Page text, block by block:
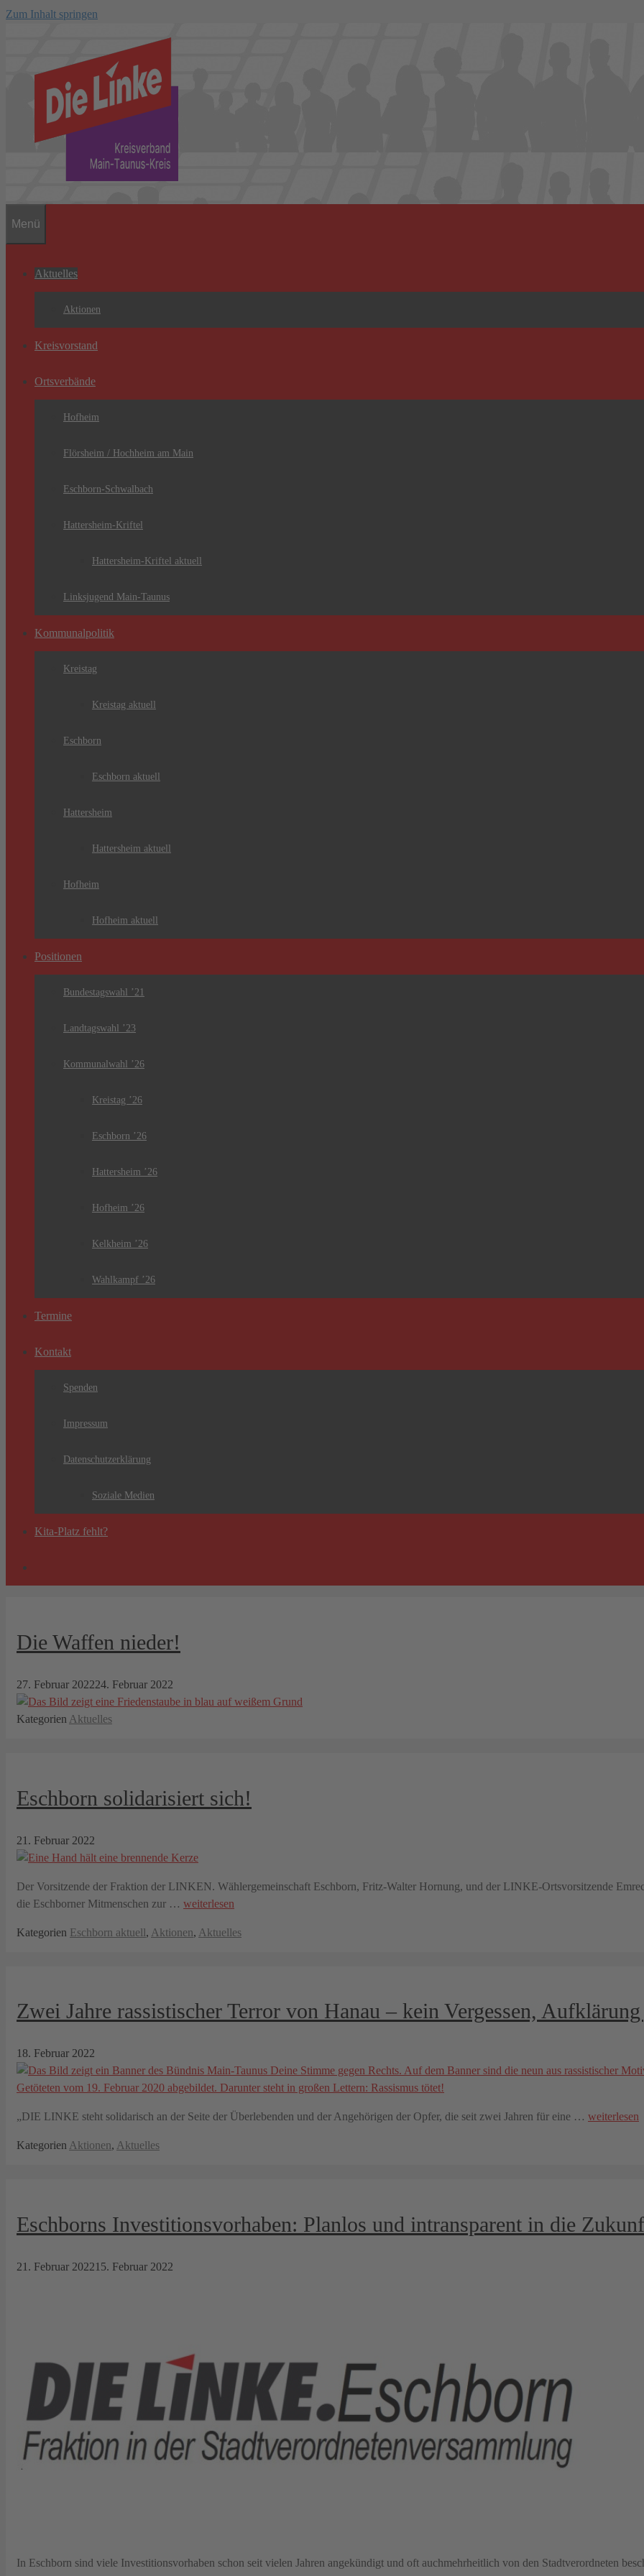
Zum Inhalt springen
Menü
Aktuelles
Aktionen
Kreisvorstand
Ortsverbände
Hofheim
Flörsheim / Hochheim am Main
Eschborn-Schwalbach
Hattersheim-Kriftel
Hattersheim-Kriftel aktuell
Linksjugend Main-Taunus
Kommunalpolitik
Kreistag
Kreistag aktuell
Eschborn
Eschborn aktuell
Hattersheim
Hattersheim aktuell
Hofheim
Hofheim aktuell
Positionen
Bundestagswahl ’21
Landtagswahl ’23
Kommunalwahl ’26
Kreistag ’26
Eschborn ’26
Hattersheim ’26
Hofheim ’26
Kelkheim ’26
Wahlkampf ’26
Termine
Kontakt
Spenden
Impressum
Datenschutzerklärung
Soziale Medien
Kita-Platz fehlt?
Die Waffen nieder!
27. Februar 202224. Februar 2022
Kategorien Aktuelles
Eschborn solidarisiert sich!
21. Februar 2022
Der Vorsitzende der Fraktion der LINKEN. Wählergemeinschaft Eschborn, Fritz-Walter Hornung, und der LINKE-Ortsvorsitzende
die Eschborner Mitmenschen zur … weiterlesen
Kategorien Eschborn aktuell, Aktionen, Aktuelles
Zwei Jahre rassistischer Terror von Hanau – kein Vergessen,
18. Februar 2022
„DIE LINKE steht solidarisch an der Seite der Überlebenden und der Angehörigen der Opfer, die seit zwei Jahren für eine … weiterlesen
Kategorien Aktionen, Aktuelles
Eschborns Investitionsvorhaben: Planlos und intransparent in die
21. Februar 202215. Februar 2022
In Eschborn sind viele Investitionsvorhaben schon seit vielen Jahren angekündigt und oft auchmehrheitlich von den Stadtverordneten